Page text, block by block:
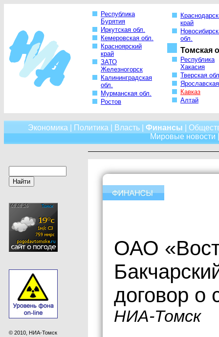
Республика
Бурятия
Иркутская обл.
Кемеровская обл.
Красноярский
край
ЗАТО
Железногорск
Калининградская
обл.
Мурманская обл.
Ростов
край
обл.
Томская
Республика
Хакасия
Тверская
Кавказ
Алтай
Экономика Политика Власть| Финансы
Мировые новости
© 2010, НИА-Томск
ОАО
договор о
НИА-Томск